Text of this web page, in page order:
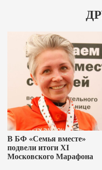
В БФ «Семья вместе»
подвели итоги XI
Московского Марафона